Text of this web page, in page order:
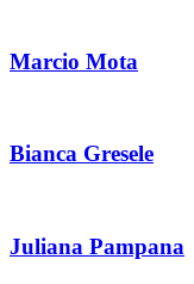
Marcio Mota
Bianca Gresele
Juliana Pampana